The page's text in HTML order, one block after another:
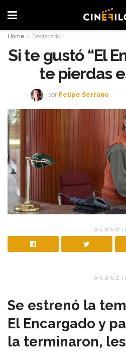
Home Destacado
Si te gustó “El
te pierdas
por Felipe Serrano
Se estrenó la
El Encargado y
la terminaron, les